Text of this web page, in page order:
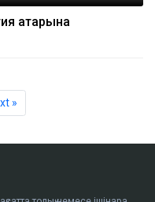
қатарына
»